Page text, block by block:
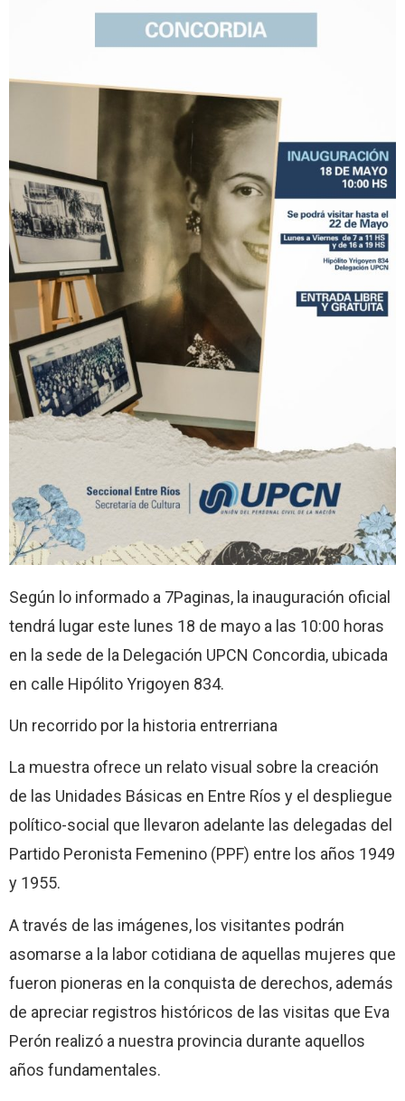
Según lo informado a 7Paginas, la inauguración oficial
tendrá lugar este lunes 18 de mayo a las 10:00 horas
en la sede de la Delegación UPCN Concordia, ubicada
en calle Hipólito Yrigoyen 834.
Un recorrido por la historia entrerriana
La muestra ofrece un relato visual sobre la creación
de las Unidades Básicas en Entre Ríos y el despliegue
político-social que llevaron adelante las delegadas del
Partido Peronista Femenino (PPF) entre los años 1949
y 1955.
A través de las imágenes, los visitantes podrán
asomarse a la labor cotidiana de aquellas mujeres que
fueron pioneras en la conquista de derechos, además
de apreciar registros históricos de las visitas que Eva
Perón realizó a nuestra provincia durante aquellos
años fundamentales.